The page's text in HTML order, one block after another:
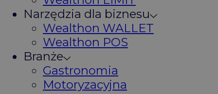
Narzędzia dla biznesu
Wealthon WALLET
Wealthon POS
Branże
Gastronomia
Motoryzacyjna